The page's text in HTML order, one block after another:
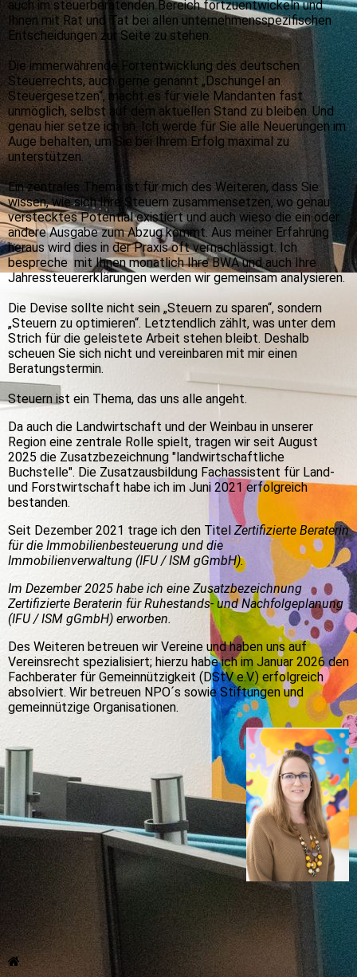
auch im steuerberatenden Bereich fortzuentwickeln und
Ihnen mit Rat und Tat bei allen unternehmensspezifischen
Entscheidungen zur Seite zu stehen.
Die immerwährende Fortentwicklung des deutschen
Steuerrechts, auch gerne genannt „Dschungel an
Steuergesetzen“, macht es für viele Mandanten fast
unmöglich, selbst auf dem aktuellen Stand zu bleiben. Und
genau hier setze ich an. Ich werde für Sie alle Neuerungen im
Auge behalten, um Sie bei Ihrem Erfolg maximal zu
unterstützen.
Ein zentrales Thema ist für mich des Weiteren, dass Sie
wissen, wie sich Ihre Steuern zusammensetzen, wo genau
verstecktes Potential existiert und auch wieso die ein oder
andere Ausgabe zum Abzug kommt. Aus meiner Erfahrung
heraus wird dies in der Praxis oft vernachlässigt. Ich
bespreche mit Ihnen monatlich Ihre BWA und auch Ihre
Jahressteuererklärungen werden wir gemeinsam analysieren.
Die Devise sollte nicht sein „Steuern zu sparen“, sondern
„Steuern zu optimieren“. Letztendlich zählt, was unter dem
Strich für die geleistete Arbeit stehen bleibt. Deshalb
scheuen Sie sich nicht und vereinbaren mit mir einen
Beratungstermin.
Steuern ist ein Thema, das uns alle angeht.
Da auch die Landwirtschaft und der Weinbau in unserer
Region eine zentrale Rolle spielt, tragen wir seit August
2025 die Zusatzbezeichnung "landwirtschaftliche
Buchstelle". Die Zusatzausbildung Fachassistent für Land-
und Forstwirtschaft habe ich im Juni 2021 erfolgreich
bestanden.
Seit Dezember 2021 trage ich den Titel Zertifizierte Beraterin
für die Immobilienbesteuerung und die
Immobilienverwaltung (IFU / ISM gGmbH).
Im Dezember 2025 habe ich eine Zusatzbezeichnung
Zertifizierte Beraterin für Ruhestands- und Nachfolgeplanung
(IFU / ISM gGmbH) erworben.
Des Weiteren betreuen wir Vereine und haben uns auf
Vereinsrecht spezialisiert; hierzu habe ich im Januar 2026 den
Fachberater für Gemeinnützigkeit (DStV e.V.) erfolgreich
absolviert. Wir betreuen NPO´s sowie Stiftungen und
gemeinnützige Organisationen.